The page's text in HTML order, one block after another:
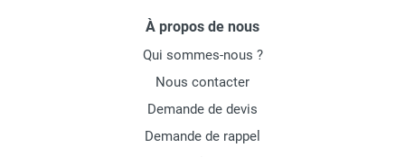
À propos de nous
Qui sommes-nous ?
Nous contacter
Demande de devis
Demande de rappel